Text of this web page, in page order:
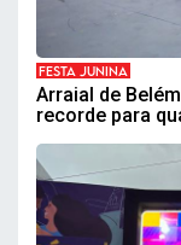
FESTA JUNINA
Arraial de
recorde para